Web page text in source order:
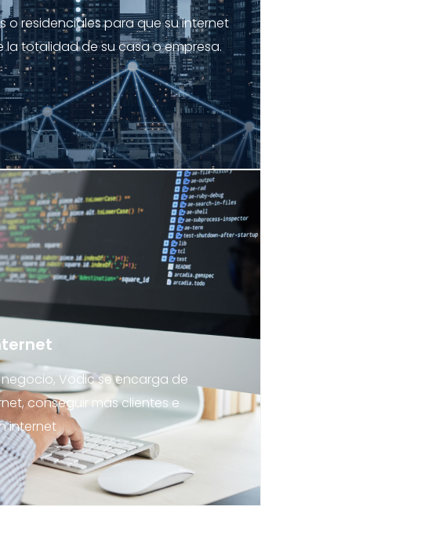
o residenciales para que su internet
totalidad de su casa o empresa.
Vodic se encarga de
conseguir más clientes e
internet